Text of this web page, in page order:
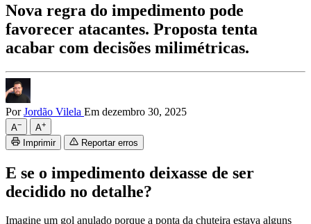
Nova regra do impedimento pode
favorecer atacantes. Proposta tenta
acabar com decisões milimétricas.
PorJordão Vilela Em dezembro 30, 2025
A− A+
Imprimir Reportar erros
E se o impedimento deixasse de ser
decidido no detalhe?
Imagine um gol anulado porque a ponta da chuteira estava alguns